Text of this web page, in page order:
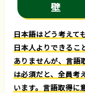
壁
日本語はどう考えても
日本人よりできるこ
ありませんが、言語
は必須だと、全員考
います。言語取得に